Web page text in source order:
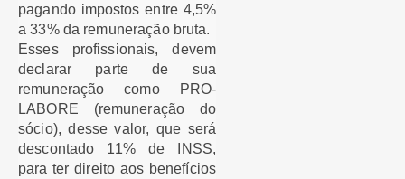
pagando impostos entre 4,5%
a 33% da remuneração bruta.
Esses profissionais, devem
declarar parte de sua
remuneração como PRO-
LABORE (remuneração do
sócio), desse valor, que será
descontado 11% de INSS,
para ter direito aos benefícios